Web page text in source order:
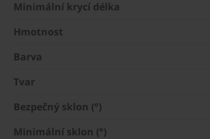
Minimální krycí délka
Hmotnost
Barva
Tvar
Bezpečný sklon (°)
Minimální sklon (°)